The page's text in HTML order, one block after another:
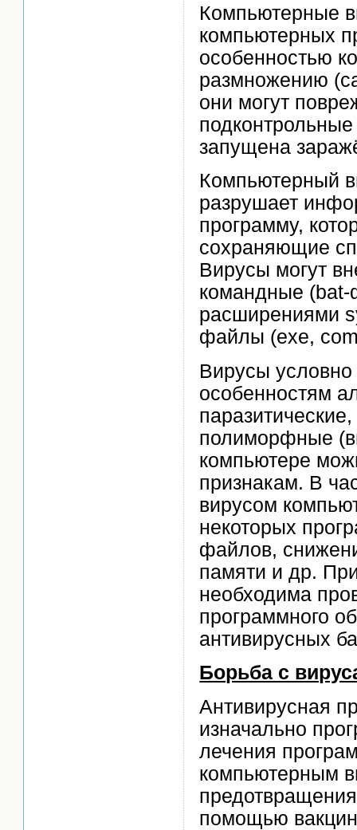
Компьютерные
компьютерных
особенностью
размножению
они могут
запущена
Компьютерный
разрушает
программу,
сохраняющие
Вирусы могут
командные
расширениями
файлы (exe,
Вирусы
особенностям
полиморфные
компьютере
признакам. В
вирусом
некоторых
файлов,
памяти и др.
необходима
программного
антивирусных
Борьба с
Антивирусная
изначально
лечения
компьютерным
помощью